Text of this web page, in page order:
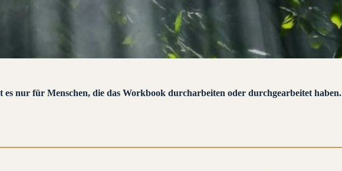
es nur für Menschen, die das Workbook durcharbeiten oder durchgearbeitet haben.